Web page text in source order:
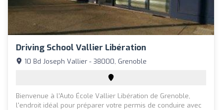
Driving School Vallier Libération
10 Bd Joseph Vallier - 38000, Grenoble
Bienvenue à l'Auto École Vallier Libération de Grenoble,
l'endroit idéal pour préparer votre permis de conduire avec